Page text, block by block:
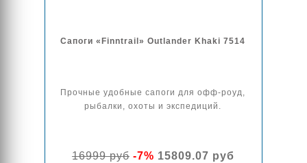
Сапоги «Finntrail» Outlander Khaki 7514
Прочные удобные сапоги для офф-роуд,
рыбалки, охоты и экспедиций.
16999 руб-7% 15809.07 руб